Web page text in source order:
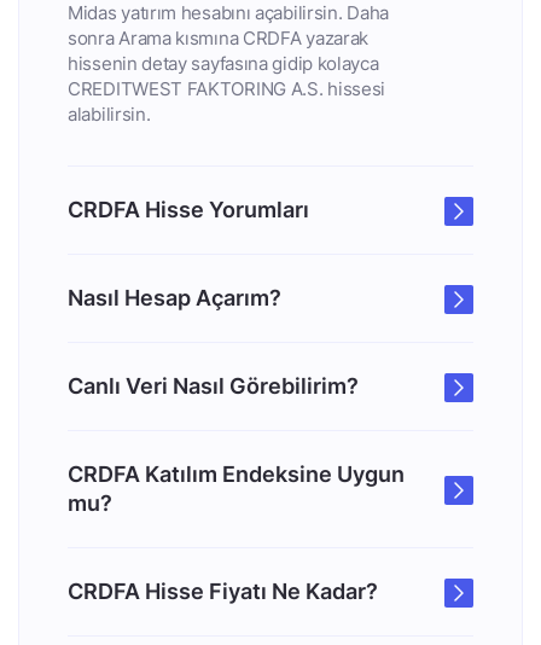
Midas yatırım hesabını açabilirsin. Daha
sonra Arama kısmına CRDFA yazarak
hissenin detay sayfasına gidip kolayca
CREDITWEST FAKTORING A.S. hissesi
alabilirsin.
CRDFA Hisse Yorumları
Nasıl Hesap Açarım?
Canlı Veri Nasıl Görebilirim?
CRDFA Katılım Endeksine Uygun
mu?
CRDFA Hisse Fiyatı Ne Kadar?